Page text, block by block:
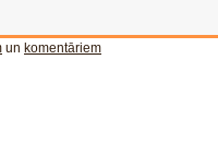
un komentāriem